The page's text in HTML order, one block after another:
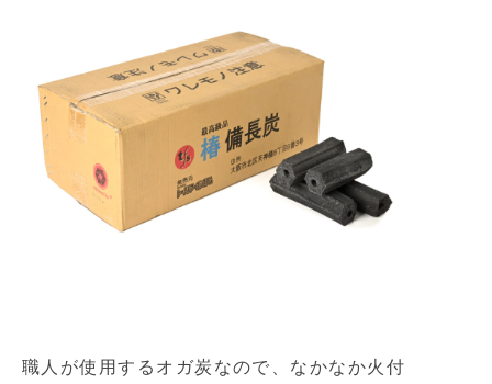
職人が使用するオガ炭なので、なかなか火付